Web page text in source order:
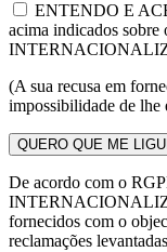
ENTENDO E
acima indicados
(A sua recusa em
impossibilidade de lhe
De acordo com o
fornecidos com o
reclamações